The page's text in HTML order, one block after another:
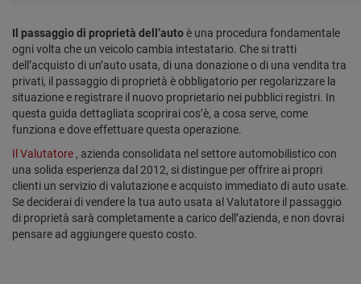
Il passaggio di proprietà dell’autoè una procedura fondamentale
ogni volta che un veicolo cambia intestatario. Che si tratti
dell’acquisto di un’auto usata, di una donazione o di una vendita tra
privati, il passaggio di proprietà è obbligatorio per regolarizzare la
situazione e registrare il nuovo proprietario nei pubblici registri. In
questa guida dettagliata scoprirai cos’è, a cosa serve, come
funziona e dove effettuare questa operazione.
Il Valutatore , azienda consolidata nel settore automobilistico con
una solida esperienza dal 2012, si distingue per offrire ai propri
clienti un servizio di valutazione e acquisto immediato di auto usate.
Se deciderai di vendere la tua auto usata al Valutatore il passaggio
di proprietà sarà completamente a carico dell’azienda, e non dovrai
pensare ad aggiungere questo costo.